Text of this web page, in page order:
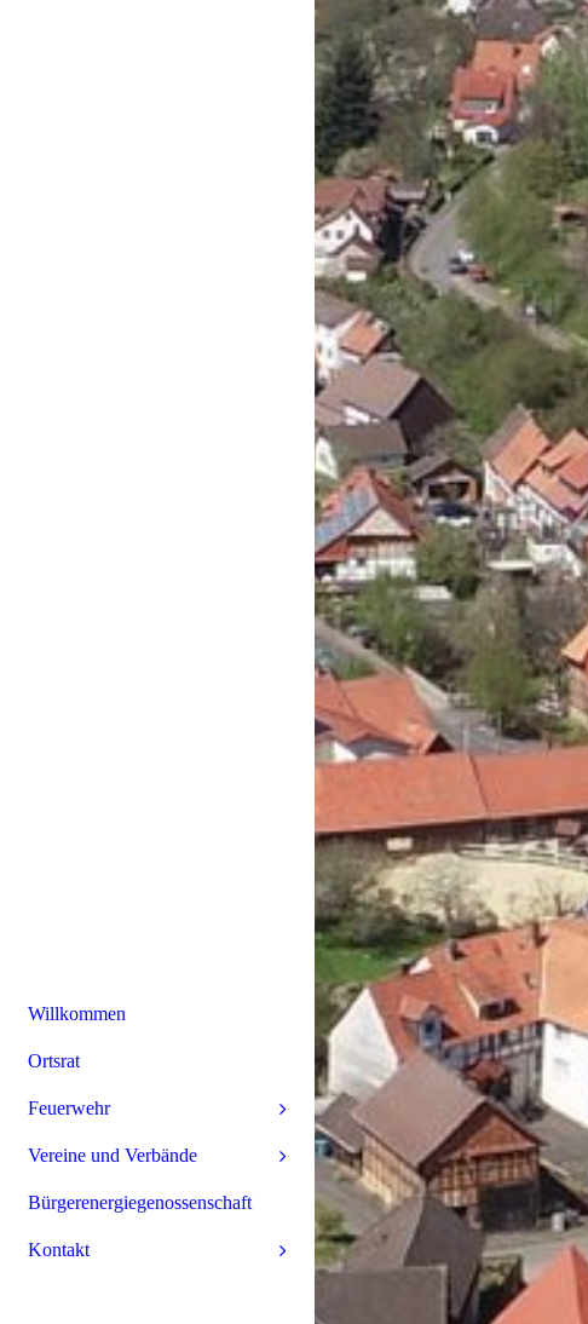
Willkommen
Ortsrat
Feuerwehr
Vereine und Verbände
Bürgerenergiegenossenschaft
Kontakt